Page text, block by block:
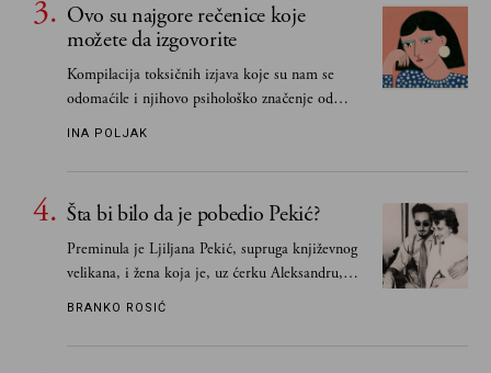
Ovo su najgore rečenice koje
možete da izgovorite
Kompilacija toksičnih izjava koje su nam se
odomaćile i njihovo psihološko značenje od
INA POLJAK
Šta bi bilo da je pobedio Pekić?
Preminula je Ljiljana Pekić, supruga književnog
velikana, i žena koja je, uz ćerku Aleksandru,
vodila računa o zaostavštini pisca. Ovu priču o
BRANKO ROSIĆ